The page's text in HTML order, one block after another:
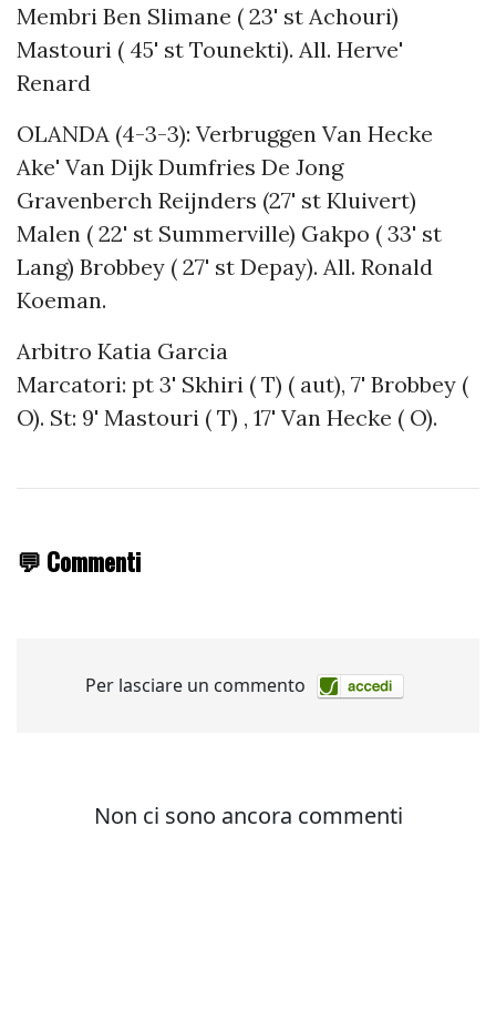
Membri Ben Slimane ( 23' st Achouri)
Mastouri ( 45' st Tounekti). All. Herve'
Renard
OLANDA (4-3-3): Verbruggen Van Hecke
Ake' Van Dijk Dumfries De Jong
Gravenberch Reijnders (27' st Kluivert)
Malen ( 22' st Summerville) Gakpo ( 33' st
Lang) Brobbey ( 27' st Depay). All. Ronald
Koeman.
Arbitro Katia Garcia
Marcatori: pt 3' Skhiri ( T) ( aut), 7' Brobbey (
O). St: 9' Mastouri ( T) , 17' Van Hecke ( O).
💬 Commenti